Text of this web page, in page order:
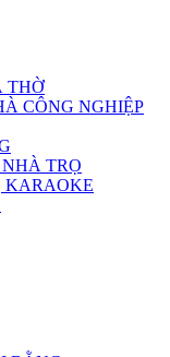
THỜ
CÔNG NGHIỆP
TRỌ
KARAOKE